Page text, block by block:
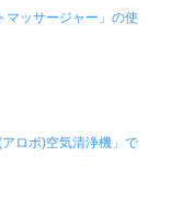
マッサージャー」の使
ロボ)空気清浄機」で